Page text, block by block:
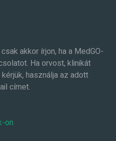
akkor írjon, ha a MedGO-
Ha orvost, klinikát
használja az adott
címet.
on